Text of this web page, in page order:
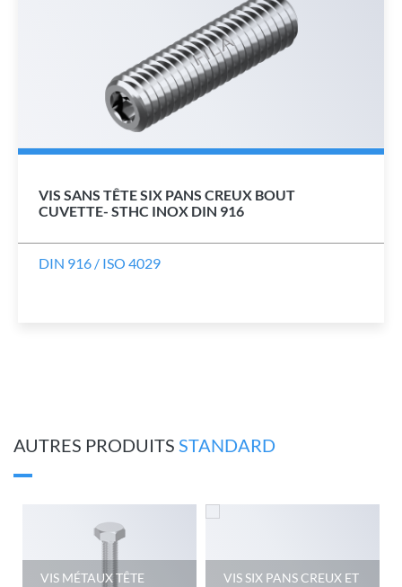
VIS SANS TÊTE SIX PANS CREUX BOUT
CUVETTE- STHC INOX DIN 916
DIN 916 / ISO 4029
AUTRES PRODUITS STANDARD
VIS MÉTAUX TÊTE VIS SIX PANS CREUX ET